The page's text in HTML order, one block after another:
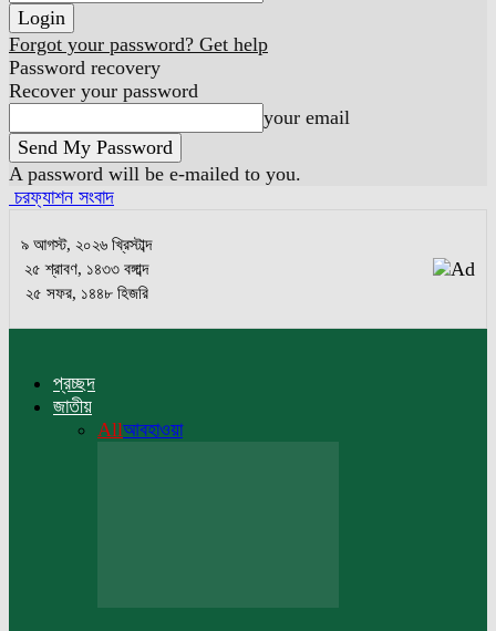
Forgot your password? Get help
Password recovery
Recover your password
your email
A password will be e-mailed to you.
চরফ্যাশন সংবাদ
৯ আগস্ট, ২০২৬ খ্রিস্টাব্দ
২৫ শ্রাবণ, ১৪৩৩ বঙ্গাব্দ
২৫ সফর, ১৪৪৮ হিজরি
প্রচ্ছদ
জাতীয়
Allআবহাওয়া